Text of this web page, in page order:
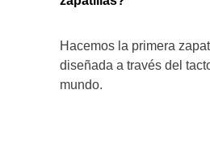
Hacemos la primera
diseñada a través del
mundo.